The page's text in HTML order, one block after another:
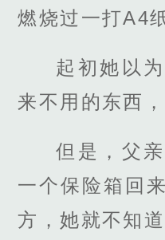
燃烧过一打A4
起初她以
来不用的东西
但是，父
一个保险箱回
方，她就不知道